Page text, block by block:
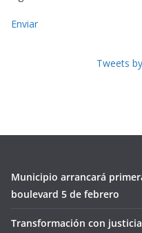
Enviar
Tweets
Municipio arrancará
boulevard 5 de febrero
Transformación con